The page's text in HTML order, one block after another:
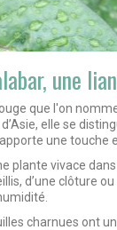
une
que l'on
elle se
une touche
plante vivace
d’une clôture
charnues ont